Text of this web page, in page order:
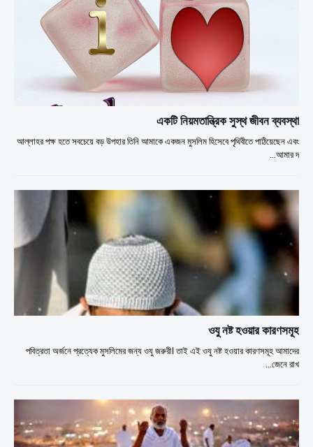
একটি নিয়মতান্ত্রিক সুস্থ জীবন ব্যবস্থা
আল্লাহর পক্ষ হতে সবচেয়ে বড় উপহার তিনি আমাকে একজন মুসলিম হিসেবে পৃথিবীতে পাঠিয়েছেন এবং
আমার দ্…
ওযু নষ্ট হওয়ার কারণসমূহ
পবিত্রতা অর্জনে প্রত্যেক মুসলিমের জন্য ওযু জরুরী। তাই এই ওযু নষ্ট হওয়ার কারণসমূহ আমাদের
জেনে রাখ…